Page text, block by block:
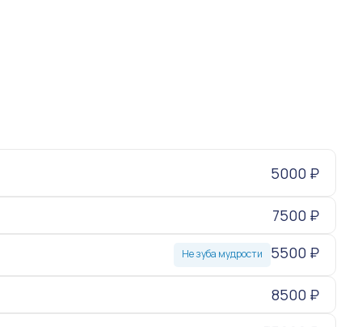
5000 ₽
7500 ₽
Не зуба мудрости 5500 ₽
8500 ₽